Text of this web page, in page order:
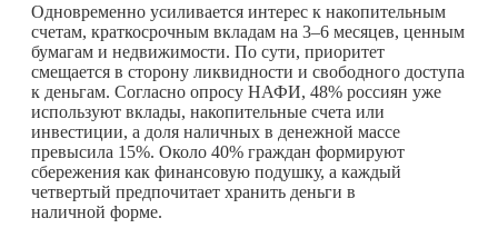
Одновременно усиливается интерес к накопительным
счетам, краткосрочным вкладам на 3–6 месяцев, ценным
бумагам и недвижимости. По сути, приоритет
смещается в сторону ликвидности и свободного доступа
к деньгам. Согласно опросу НАФИ, 48% россиян уже
используют вклады, накопительные счета или
инвестиции, а доля наличных в денежной массе
превысила 15%. Около 40% граждан формируют
сбережения как финансовую подушку, а каждый
четвертый предпочитает хранить деньги в
наличной форме.